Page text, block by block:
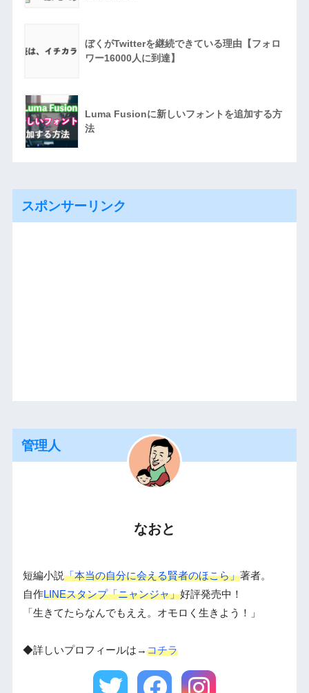
ぼくがTwitterを継続できている理由【フォロ
ワー16000人に到達】
Luma Fusionに新しいフォントを追加する方
法
スポンサーリンク
管理人
なおと
短編小説「本当の自分に会える賢者のほこら」著者。
自作LINEスタンプ「ニャンジャ」好評発売中！
「生きてたらなんでもええ。オモロく生きよう！」
◆詳しいプロフィールは→コチラ